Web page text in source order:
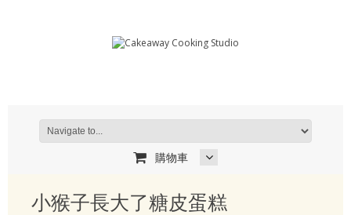
購物車
小猴子長大了糖皮蛋糕